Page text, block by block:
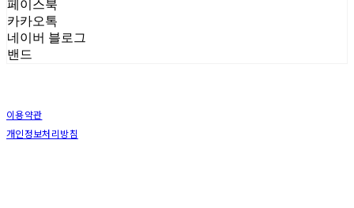
페이스북
카카오톡
네이버 블로그
밴드
이용약관
개인정보처리방침